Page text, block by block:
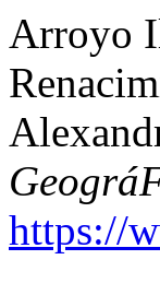
Arroyo
https://